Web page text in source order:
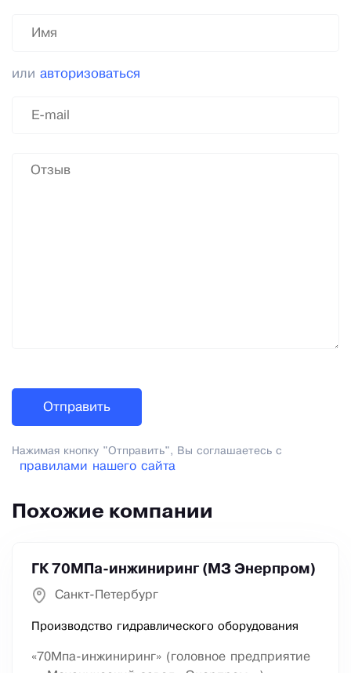
или авторизоваться
Нажимая кнопку "Отправить", Вы соглашаетесь с
правилами нашего сайта
Похожие компании
ГК 70МПа-инжиниринг (МЗ Энерпром)
Санкт-Петербург
Производство гидравлического оборудования
«70Мпа-инжиниринг» (головное предприятие